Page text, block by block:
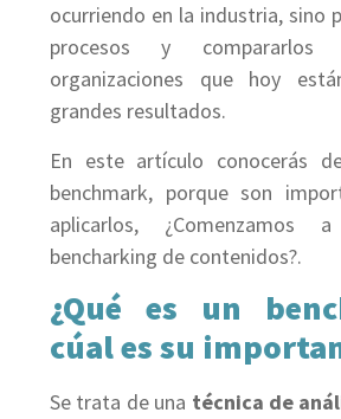
ocurriendo en la industria, sino
procesos y compararlos
organizaciones que hoy
grandes resultados.
En este artículo conocerás
benchmark, porque son
aplicarlos, ¿Comenzamos
bencharking de contenidos?.
¿Qué es un
cúal es su
Se trata de una técnica de